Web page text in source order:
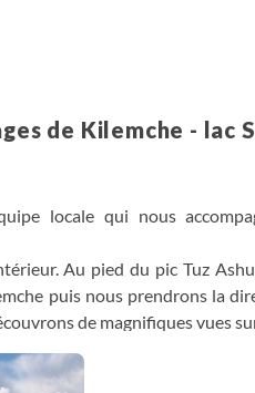
de Kilemche - lac
locale qui nous
Au pied du pic Tuz
puis nous prendrons la
de magnifiques vues
Song Kul entouré de steppes.